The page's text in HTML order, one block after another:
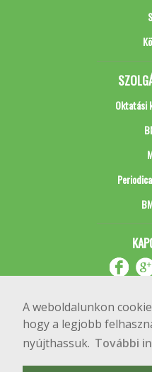
A weboldalunkon
hogy a legjobb
nyújthassuk. További
Oktatási